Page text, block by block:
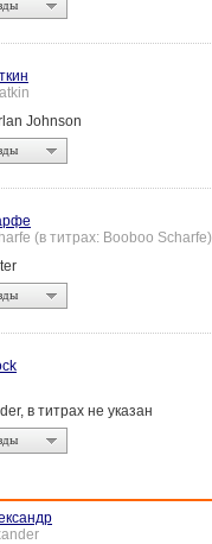
Johnson
(в титрах: Booboo Scharfe)
в титрах не указан